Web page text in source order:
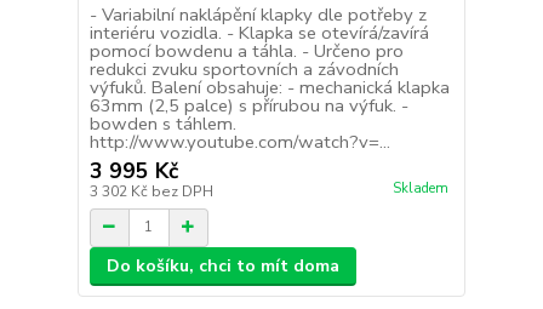
- Variabilní naklápění klapky dle potřeby z
interiéru vozidla. - Klapka se otevírá/zavírá
pomocí bowdenu a táhla. - Určeno pro
redukci zvuku sportovních a závodních
výfuků. Balení obsahuje: - mechanická klapka
63mm (2,5 palce) s přírubou na výfuk. -
bowden s táhlem.
http://www.youtube.com/watch?v=...
3 995 Kč
3 302 Kč bez DPH Skladem
Do košíku, chci to mít doma